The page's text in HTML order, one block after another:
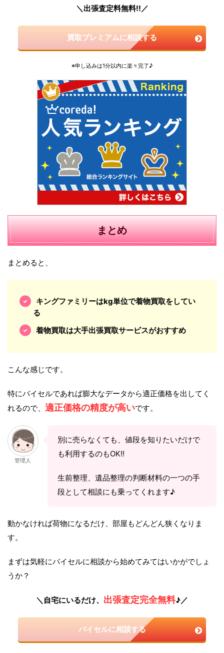
＼出張査定料無料!!／
買取プレミアムに相談する
※申し込みは1分以内に楽々完了♪
まとめ
まとめると、
キングファミリーはkg単位で着物買取をしてい
る
着物買取は大手出張買取サービスがおすすめ
こんな感じです。
特にバイセルであれば膨大なデータから適正価格を出してく
れるので、 適正価格の精度が高いです。
管理人
別に売らなくても、値段を知りたいだけで
も利用するのもOK!!
生前整理、遺品整理の判断材料の一つの手
段として相談にも乗ってくれます♪
動かなければ荷物になるだけ、部屋もどんどん狭くなりま
す。
まずは気軽にバイセルに相談から始めてみてはいかがでしょ
うか？
＼自宅にいるだけ、 出張査定完全無料♪／
バイセルに相談する